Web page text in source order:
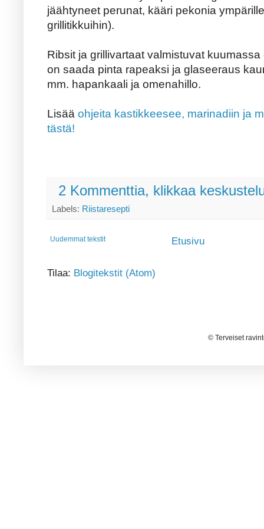
jäähtyneet perunat, kääri pekonia
grillitikkuihin).
Ribsit ja grillivartaat valmistuvat
on saada pinta rapeaksi ja glaseeraus
mm. hapankaali ja omenahillo.
Lisää ohjeita kastikkeesee, marinadiin ja
tästä!
2 Kommenttia, klikkaa
Labels: Riistaresepti
Uudemmat tekstit Etusivu
Tilaa: Blogitekstit (Atom)
© Terveiset